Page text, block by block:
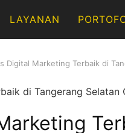
LAYANAN
Digital Marketing Terbaik di